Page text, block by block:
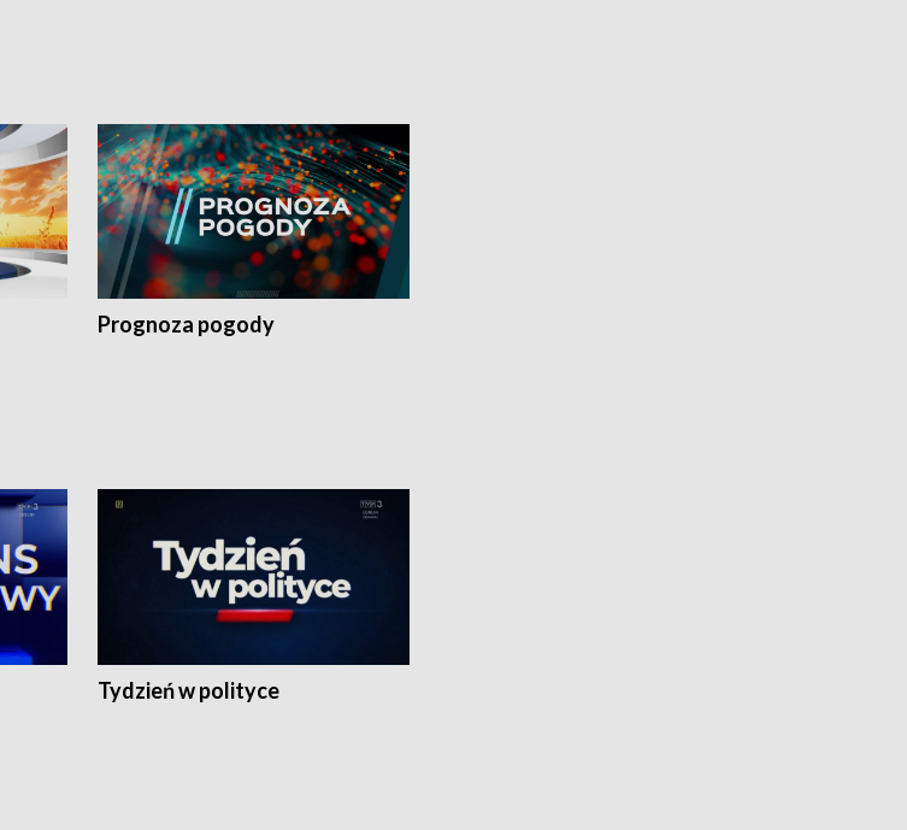
Prognoza pogody
Tydzień w polityce